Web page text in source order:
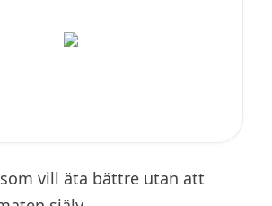
vill äta bättre utan att